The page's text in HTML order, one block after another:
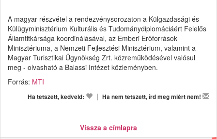
A magyar részvétel a rendezvénysorozaton a Külgazdasági és
Külügyminisztérium Kulturális és Tudománydiplomáciáért Felelős
Államtitkársága koordinálásával, az Emberi Erőforrások
Minisztériuma, a Nemzeti Fejlesztési Minisztérium, valamint a
Magyar Turisztikai Ügynökség Zrt. közreműködésével valósul
meg - olvasható a Balassi Intézet közleményben.
Forrás: MTI
Ha tetszett, kedveld: | Ha nem tetszett, írd meg miért nem!
Vissza a címlapra